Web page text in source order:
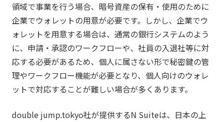
領域で事業を行う場合、暗号資産の保有・使用のために
企業でウォレットの用意が必要です。しかし、企業でウ
ォレットを用意する場合は、通常の銀行システムのよう
に、申請・承認のワークフローや、社員の入退社等に対
応する必要があるため、個人に属さない形で秘密鍵の管
理やワークフロー機能が必要となり、個人向けのウォレ
ットで対応することが難しい場合が多くあります。
double jump.tokyo社が提供するN Suiteは、日本の上